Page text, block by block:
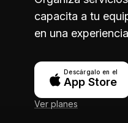
capacita a tu
en una
Descárgalo en el
App Store
Ver planes